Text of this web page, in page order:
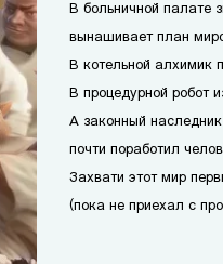
В больничной палате
вынашивает план
В котельной алхимик
В процедурной робот
А законный
почти поработил
Захвати этот мир
(пока не приехал с